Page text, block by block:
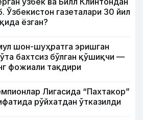
Ўзбекистон газеталари 30 йил
ёзган?
шон-шуҳратга эришган
бахтсиз бўлган қўшиқчи —
фожиали тақдири
Лигасида “Пахтакор”
рўйхатдан ўтказилди